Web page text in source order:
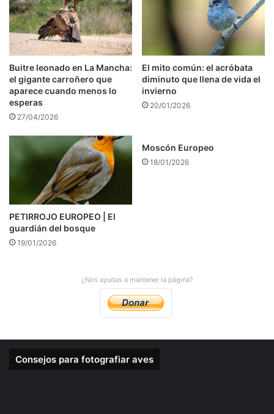
Buitre leonado en La Mancha:
el gigante carroñero que
aparece cuando menos lo
esperas
27/04/2026
El mito común: el acróbata
diminuto que llena de vida el
invierno
20/01/2026
PETIRROJO EUROPEO | El
guardián del bosque
19/01/2026
Moscón Europeo
18/01/2026
¿Nos ayudas a mantener la página?
Consejos para fotografiar aves